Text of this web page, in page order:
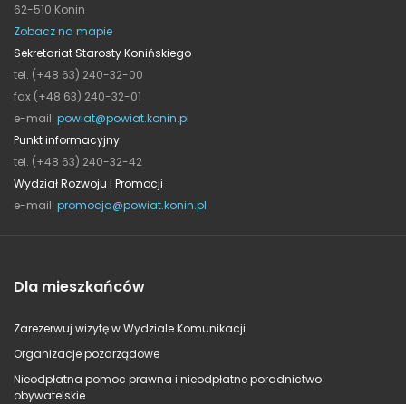
62-510 Konin
Zobacz na mapie
Sekretariat Starosty Konińskiego
tel. (+48 63) 240-32-00
fax (+48 63) 240-32-01
e-mail: powiat@powiat.konin.pl
Punkt informacyjny
tel. (+48 63) 240-32-42
Wydział Rozwoju i Promocji
e-mail: promocja@powiat.konin.pl
Dla mieszkańców
Zarezerwuj wizytę w Wydziale Komunikacji
Organizacje pozarządowe
Nieodpłatna pomoc prawna i nieodpłatne poradnictwo
obywatelskie